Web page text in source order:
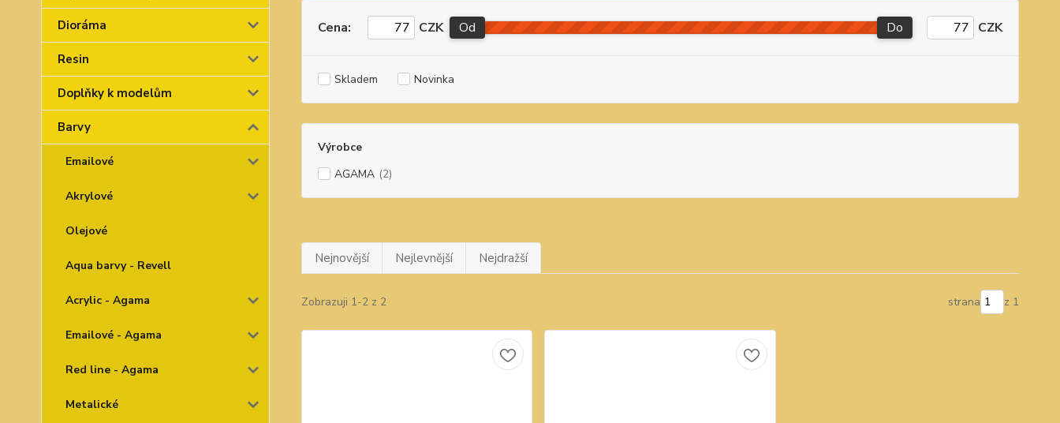
Dioráma
Resin
Doplňky k modelům
Barvy
Emailové
Akrylové
Olejové
Aqua barvy - Revell
Acrylic - Agama
Emailové - Agama
Red line - Agama
Metalické
Cena: CZK Od Do CZK
Skladem Novinka
Výrobce
AGAMA (2)
Nejnovější Nejlevnější Nejdražší
Zobrazuji 1-2 z 2 strana z 1